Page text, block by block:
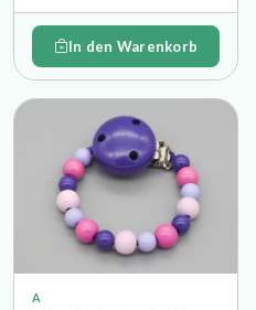
In den Warenkorb
A